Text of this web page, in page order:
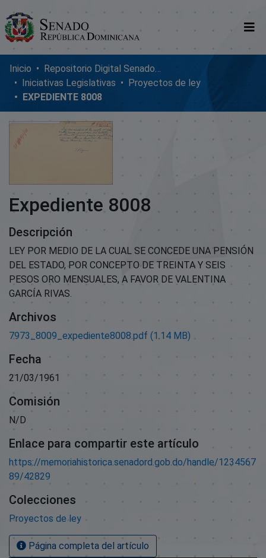
Comunidades
Glosario
Nosotros
Inicio
Repositorio Digital SenadoRD
Iniciativas Legislativas
Proyectos de ley
EXPEDIENTE 8008
Expediente 8008
Descripción
LEY POR MEDIO DE LA CUAL SE CONCEDE UNA PENSIÓN
DEL ESTADO, POR CONCEPTO DE TREINTA Y SEIS
PESOS ORO MENSUALES, A FAVOR DE VALENTINA
GARCÍA RIVAS.
Archivos
7973_8009_expediente8008.pdf (1.14 MB)
Fecha
21/03/1961
Comisión
N/D
Enlace para compartir este artículo
https://memoriahistorica.senadord.gob.do/handle/1234567
89/42829
Colecciones
Proyectos de ley
Página completa del artículo